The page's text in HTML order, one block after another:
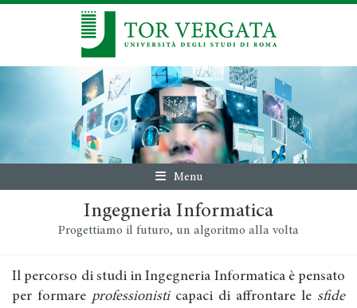
Menu
Ingegneria Informatica
Progettiamo il futuro, un algoritmo alla volta
Il percorso di studi in Ingegneria Informatica è pensato
per formare professionisticapaci di affrontare le sfide